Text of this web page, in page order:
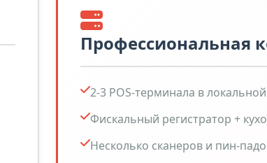
Профессиональная
2-3 POS-терминала в
Фискальный регистратор +
Несколько сканеров и пин-